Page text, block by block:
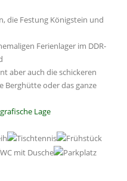
die Festung Königstein und
Ferienlager im DDR-
aber auch die schickeren
Berghütte oder das ganze
Lage